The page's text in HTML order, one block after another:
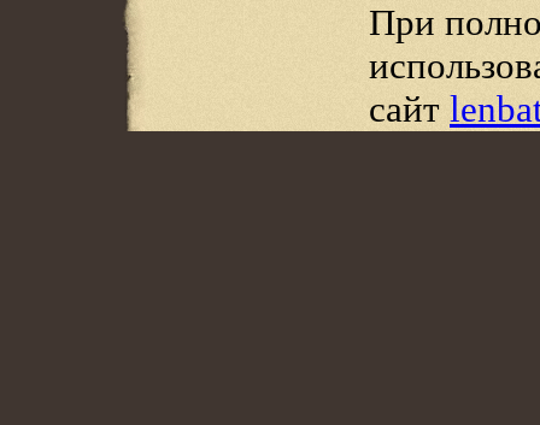
При
сайт